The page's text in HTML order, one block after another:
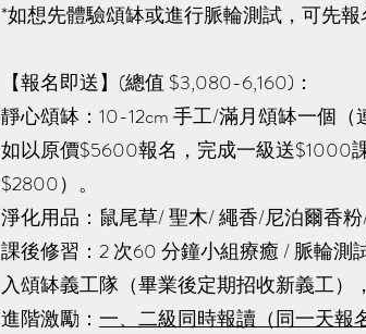
​*如想先體驗頌缽或進行脈輪測試，可先報
【報名即送】(總值 $3,080-6,160)：
靜心頌缽：10-12cm 手工/滿月頌缽一個
如以原價$5600報名，完成一級送$1000
$2800）。
淨化用品：鼠尾草/ 聖木/ 繩香/尼泊爾香
課後修習：2 次60 分鐘小組療癒 / 脈輪測
入頌缽義工隊（畢業後定期招收新義工）
進階激勵： 一、二級同時報讀（同一天報